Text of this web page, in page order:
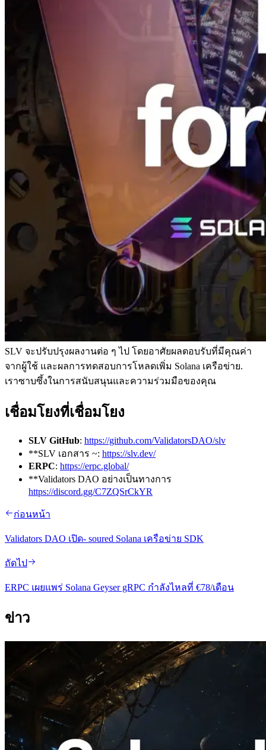
SLV จะปรับปรุงผลงานต่อ ๆ ไป โดยอาศัยผลตอบรับที่มีคุณค่า
จากผู้ใช้ และผลการทดสอบการโหลดเพิ่ม Solana เครือข่าย.
เราซาบซึ้งในการสนับสนุนและความร่วมมือของคุณ
เชื่อมโยงที่เชื่อมโยง
SLV GitHub: https://github.com/ValidatorsDAO/slv
**SLV เอกสาร ~: https://slv.dev/
ERPC: https://erpc.global/
**Validators DAO อย่างเป็นทางการ
https://discord.gg/C7ZQSrCkYR
ก่อนหน้า
Validators DAO เปิด- soured Solana เครือข่าย SDK
ถัดไป
ERPC เผยแพร่ Solana Geyser gRPC กําลังไหลที่ €78/เดือน
ข่าว